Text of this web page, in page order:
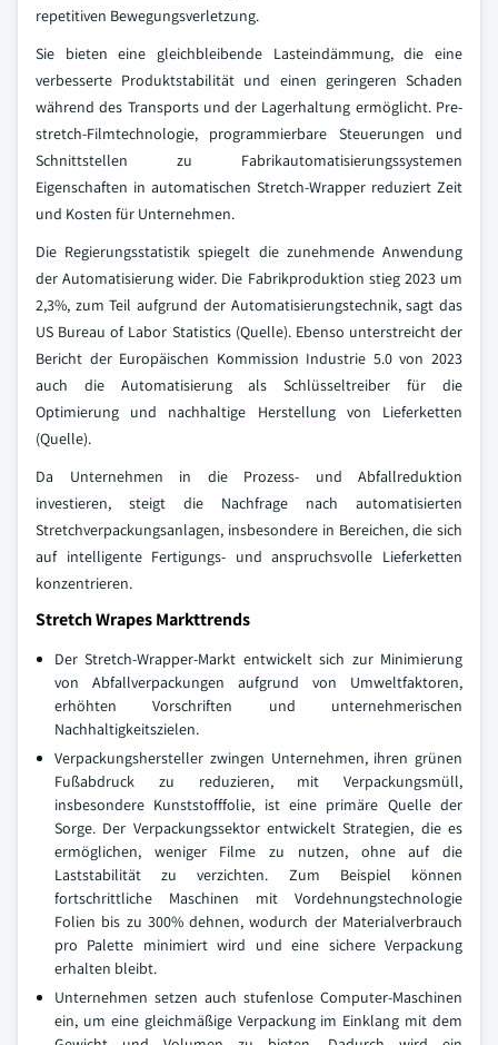
repetitiven Bewegungsverletzung.
Sie bieten eine gleichbleibende Lasteindämmung, die eine
verbesserte Produktstabilität und einen geringeren Schaden
während des Transports und der Lagerhaltung ermöglicht. Pre-
stretch-Filmtechnologie, programmierbare Steuerungen und
Schnittstellen zu Fabrikautomatisierungssystemen
Eigenschaften in automatischen Stretch-Wrapper reduziert Zeit
und Kosten für Unternehmen.
Die Regierungsstatistik spiegelt die zunehmende Anwendung
der Automatisierung wider. Die Fabrikproduktion stieg 2023 um
2,3%, zum Teil aufgrund der Automatisierungstechnik, sagt das
US Bureau of Labor Statistics (Quelle). Ebenso unterstreicht der
Bericht der Europäischen Kommission Industrie 5.0 von 2023
auch die Automatisierung als Schlüsseltreiber für die
Optimierung und nachhaltige Herstellung von Lieferketten
(Quelle).
Da Unternehmen in die Prozess- und Abfallreduktion
investieren, steigt die Nachfrage nach automatisierten
Stretchverpackungsanlagen, insbesondere in Bereichen, die sich
auf intelligente Fertigungs- und anspruchsvolle Lieferketten
konzentrieren.
Stretch Wrapes Markttrends
Der Stretch-Wrapper-Markt entwickelt sich zur Minimierung
von Abfallverpackungen aufgrund von Umweltfaktoren,
erhöhten Vorschriften und unternehmerischen
Nachhaltigkeitszielen.
Verpackungshersteller zwingen Unternehmen, ihren grünen
Fußabdruck zu reduzieren, mit Verpackungsmüll,
insbesondere Kunststofffolie, ist eine primäre Quelle der
Sorge. Der Verpackungssektor entwickelt Strategien, die es
ermöglichen, weniger Filme zu nutzen, ohne auf die
Laststabilität zu verzichten. Zum Beispiel können
fortschrittliche Maschinen mit Vordehnungstechnologie
Folien bis zu 300% dehnen, wodurch der Materialverbrauch
pro Palette minimiert wird und eine sichere Verpackung
erhalten bleibt.
Unternehmen setzen auch stufenlose Computer-Maschinen
ein, um eine gleichmäßige Verpackung im Einklang mit dem